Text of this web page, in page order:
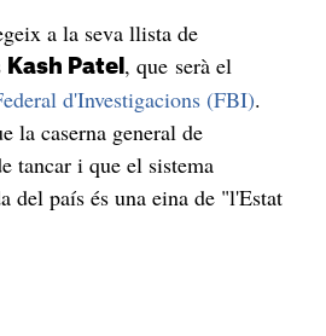
a la seva llista de
Kash Patel , que serà el
d'Investigacions (FBI).
la caserna general de
tancar i que el sistema
del país és una eina de "l'Estat